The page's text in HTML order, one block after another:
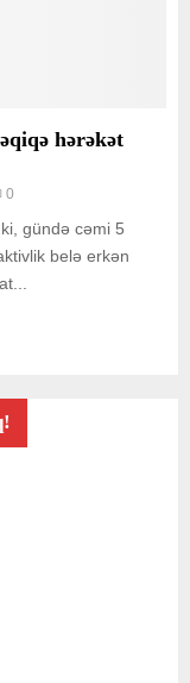
hərəkət
0
gündə cəmi 5
belə erkən